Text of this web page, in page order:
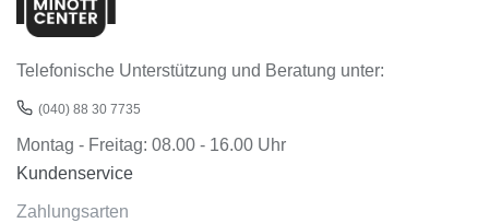
Telefonische Unterstützung und Beratung unter:
(040) 88 30 7735
Montag - Freitag: 08.00 - 16.00 Uhr
Kundenservice
Zahlungsarten